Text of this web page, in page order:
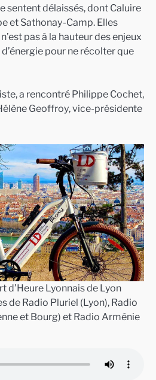
sentent délaissés, dont Caluire
et Sathonay-Camp. Elles
pas à la hauteur des enjeux
pour ne récolter que
a rencontré Philippe Cochet,
Geoffroy, vice-présidente
d’Heure Lyonnais de Lyon
de Radio Pluriel (Lyon), Radio
et Bourg) et Radio Arménie